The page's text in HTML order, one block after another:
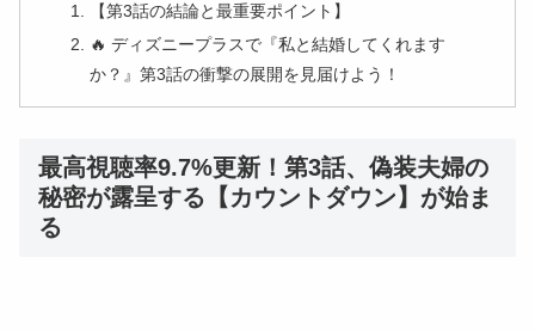
【第3話の結論と最重要ポイント】
🔥 ディズニープラスで『私と結婚してくれます
か？』第3話の衝撃の展開を見届けよう！
最高視聴率9.7%更新！第3話、偽装夫婦の
秘密が露呈する【カウントダウン】が始ま
る